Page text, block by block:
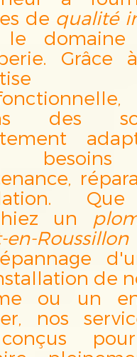
de qualité
le
Grâce
des
un
en-Roussillon
de
ou un
nos